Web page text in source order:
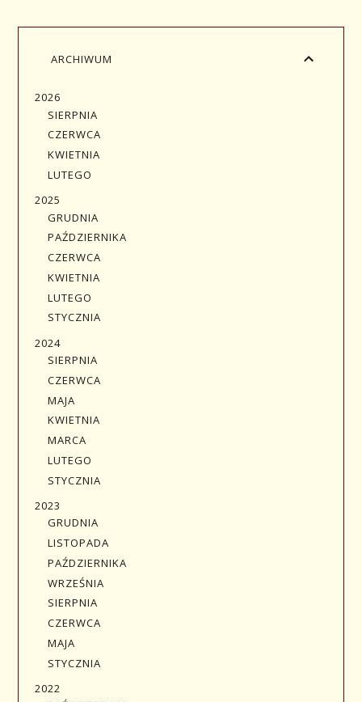
ARCHIWUM
2026
SIERPNIA
CZERWCA
KWIETNIA
LUTEGO
2025
GRUDNIA
PAŹDZIERNIKA
CZERWCA
KWIETNIA
LUTEGO
STYCZNIA
2024
SIERPNIA
CZERWCA
MAJA
KWIETNIA
MARCA
LUTEGO
STYCZNIA
2023
GRUDNIA
LISTOPADA
PAŹDZIERNIKA
WRZEŚNIA
SIERPNIA
CZERWCA
MAJA
STYCZNIA
2022